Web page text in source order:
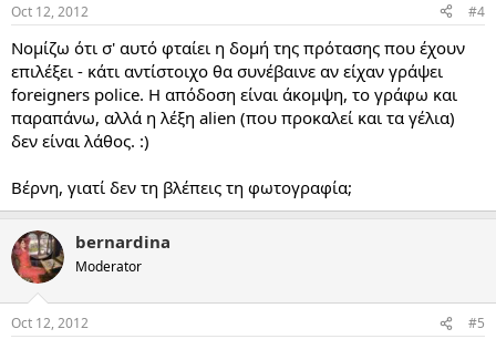
Oct 12, 2012 #4
Νομίζω ότι σ' αυτό φταίει η δομή της πρότασης που έχουν
επιλέξει - κάτι αντίστοιχο θα συνέβαινε αν είχαν γράψει
foreigners police. Η απόδοση είναι άκομψη, το γράφω και
παραπάνω, αλλά η λέξη alien (που προκαλεί και τα γέλια)
δεν είναι λάθος. :)
Βέρνη, γιατί δεν τη βλέπεις τη φωτογραφία;
bernardina
Moderator
Oct 12, 2012 #5